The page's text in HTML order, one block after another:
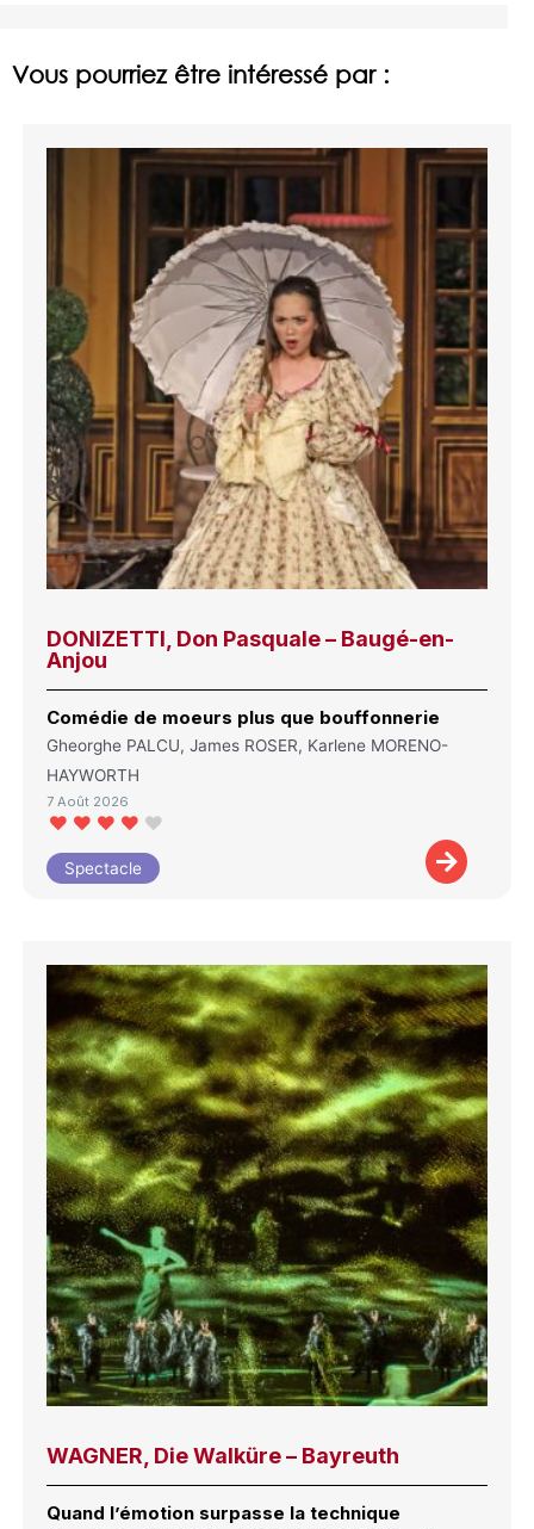
Vous pourriez être intéressé par :
DONIZETTI, Don Pasquale – Baugé-en-
Anjou
Comédie de moeurs plus que bouffonnerie
Gheorghe PALCU, James ROSER, Karlene MORENO-
HAYWORTH
7 Août 2026
Spectacle
WAGNER, Die Walküre – Bayreuth
Quand l’émotion surpasse la technique